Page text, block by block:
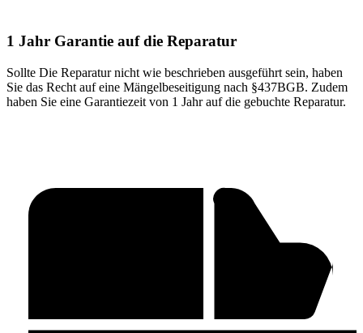
1 Jahr Garantie auf die Reparatur
Sollte Die Reparatur nicht wie beschrieben ausgeführt sein, haben
Sie das Recht auf eine Mängelbeseitigung nach §437BGB. Zudem
haben Sie eine Garantiezeit von 1 Jahr auf die gebuchte Reparatur.